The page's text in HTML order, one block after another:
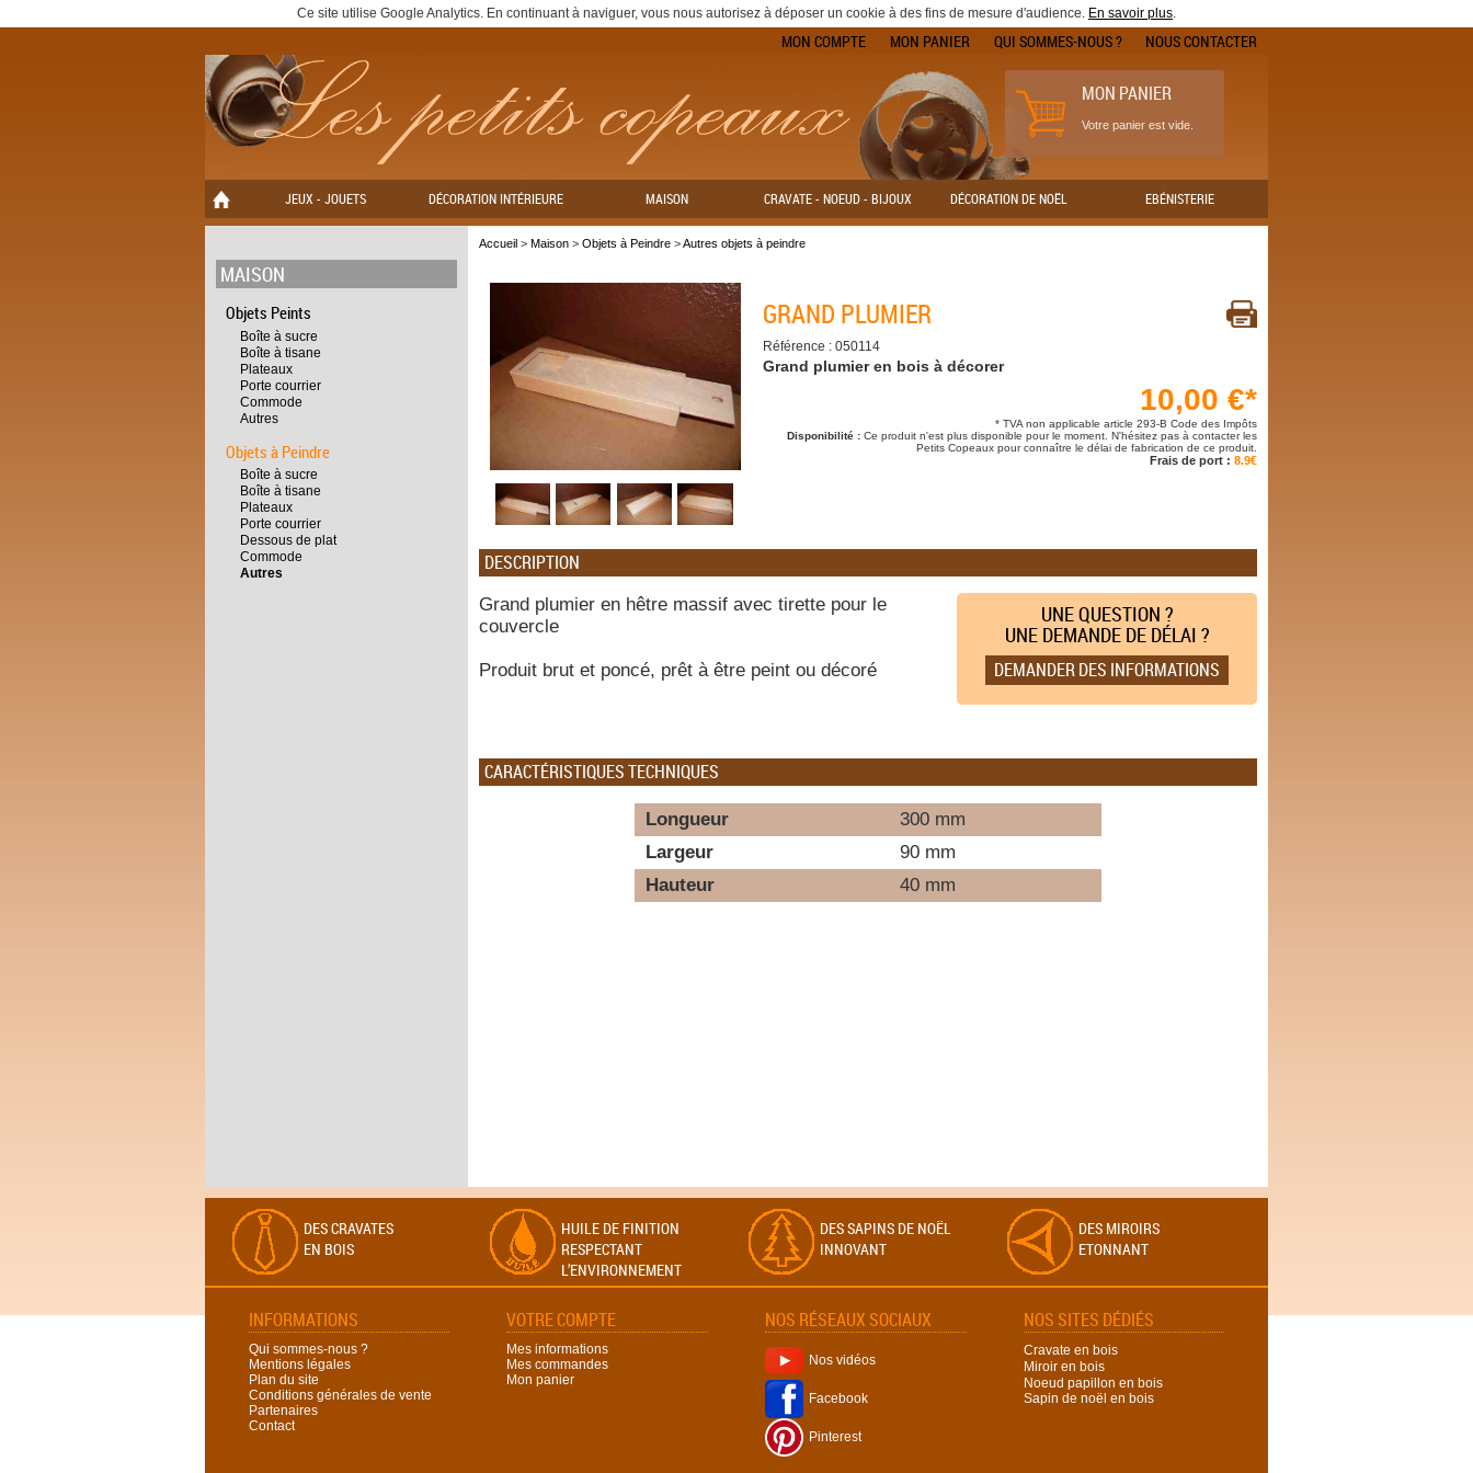
Ce site utilise Google Analytics. En continuant à naviguer, vous nous autorisez à déposer un cookie à des fins de mesure d'audience. En savoir plus.
MON COMPTE MON PANIER QUI SOMMES-NOUS ? NOUS CONTACTER
MON PANIER
Votre panier est vide.
JEUX - JOUETS DÉCORATION INTÉRIEURE MAISON CRAVATE - NOEUD - BIJOUX DÉCORATION DE NOËL EBÉNISTERIE
MAISON
Objets Peints
Boîte à sucre
Boîte à tisane
Plateaux
Porte courrier
Commode
Autres
Objets à Peindre
Boîte à sucre
Boîte à tisane
Plateaux
Porte courrier
Dessous de plat
Commode
Autres
Accueil > Maison > Objets à Peindre >Autres objets à peindre
GRAND PLUMIER
Référence : 050114
Grand plumier en bois à décorer
10,00 €*
* TVA non applicable article 293-B Code des Impôts
Disponibilité : Ce produit n'est plus disponible pour le moment. N'hésitez pas à contacter les
Petits Copeaux pour connaître le délai de fabrication de ce produit.
Frais de port : 8.9€
UNE QUESTION ?
UNE DEMANDE DE DÉLAI ?
DEMANDER DES INFORMATIONS
DESCRIPTION
Grand plumier en hêtre massif avec tirette pour le
couvercle
Produit brut et poncé, prêt à être peint ou décoré
CARACTÉRISTIQUES TECHNIQUES
Longueur
300 mm
Largeur
90 mm
Hauteur
40 mm
DES CRAVATES
EN BOIS
HUILE DE FINITION
RESPECTANT
L’ENVIRONNEMENT
DES SAPINS DE NOËL
INNOVANT
DES MIROIRS
ETONNANT
INFORMATIONS
Qui sommes-nous ?
Mentions légales
Plan du site
Conditions générales de vente
Partenaires
Contact
VOTRE COMPTE
Mes informations
Mes commandes
Mon panier
NOS RÉSEAUX SOCIAUX
Nos vidéos
Facebook
Pinterest
NOS SITES DÉDIÉS
Cravate en bois
Miroir en bois
Noeud papillon en bois
Sapin de noël en bois